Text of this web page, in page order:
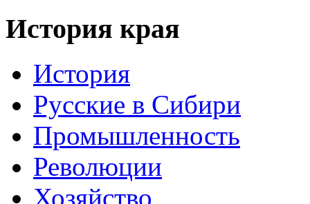
История края
История
Русские в Сибири
Промышленность
Революции
Хозяйство